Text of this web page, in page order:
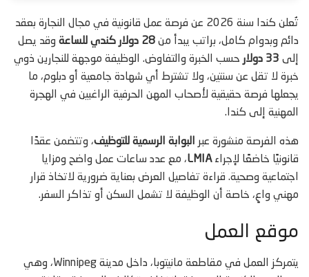
تُعلن كندا سنة 2026 عن فرصة عمل قانونية في مجال النجارة بعقد
دائم وبدوام كامل، براتب يبدأ من 28 دولار كندي للساعة
وقد يصل
إلى 33 دولار
حسب الخبرة والتفاوض. الوظيفة موجهة للنجارين ذوي
خبرة لا تقل عن سنتين، ولا تشترط أي شهادة جامعية أو دبلوم، ما
يجعلها فرصة حقيقية لأصحاب المهن الحرفية الراغبين في الهجرة
المهنية إلى كندا.
هذه الفرصة منشورة عبر البوابة الرسمية للتوظيف، وتتضمن عقدًا
قانونيًا خاضعًا لإجراءLMIA، مع عدد ساعات عمل واضح ومزايا
اجتماعية وصحية. قراءة تفاصيل العرض بعناية ضرورية لاتخاذ قرار
مهني واعٍ، خاصة أن الوظيفة لا تشمل السكن أو تذاكر السفر.
موقع العمل
يتمركز العمل في مقاطعة مانيتوبا، داخل مدينة Winnipeg، وهي